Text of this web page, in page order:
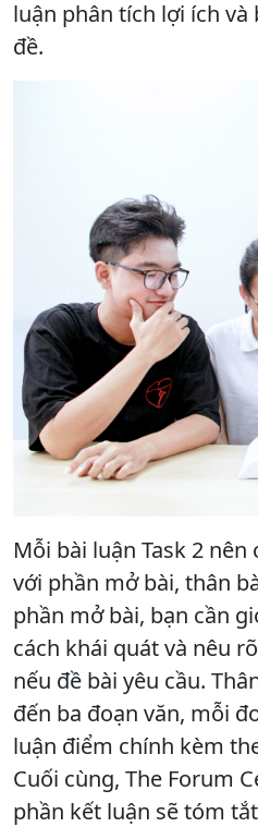
luận phân tích lợi ích
đề.
Mỗi bài luận Task 2
với phần mở bài, thân
phần mở bài, bạn cần
cách khái quát và nêu
nếu đề bài yêu cầu.
đến ba đoạn văn, mỗi
luận điểm chính kèm
Cuối cùng, The Forum
phần kết luận sẽ tóm